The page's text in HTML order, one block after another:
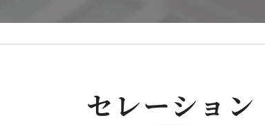
セレーション